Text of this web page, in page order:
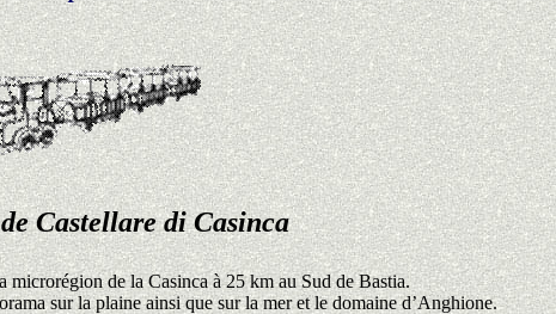
Castellare di Casinca
microrégion de la Casinca à 25 km au Sud de Bastia.
sur la plaine ainsi que sur la mer et le domaine d’Anghione.